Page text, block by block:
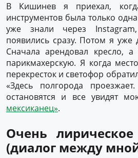
В Кишинев я приехал,
инструментов была только
уже знали через
появились сразу. Потом я уже
Сначала арендовал кресло,
парикмахерскую. Я когда
перекресток и светофор
«Здесь полгорода
остановятся и все увидят
мексиканец».
Очень лирическое
(диалог между